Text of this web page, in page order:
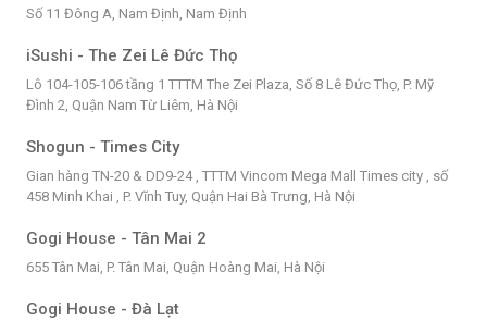
Số 11 Đông A, Nam Định, Nam Định
iSushi - The Zei Lê Đức Thọ
Lô 104-105-106 tầng 1 TTTM The Zei Plaza, Số 8 Lê Đức Thọ, P. Mỹ
Đình 2, Quận Nam Từ Liêm, Hà Nội
Shogun - Times City
Gian hàng TN-20 & DD9-24 , TTTM Vincom Mega Mall Times city , số
458 Minh Khai , P. Vĩnh Tuy, Quận Hai Bà Trưng, Hà Nội
Gogi House - Tân Mai 2
655 Tân Mai, P. Tân Mai, Quận Hoàng Mai, Hà Nội
Gogi House - Đà Lạt